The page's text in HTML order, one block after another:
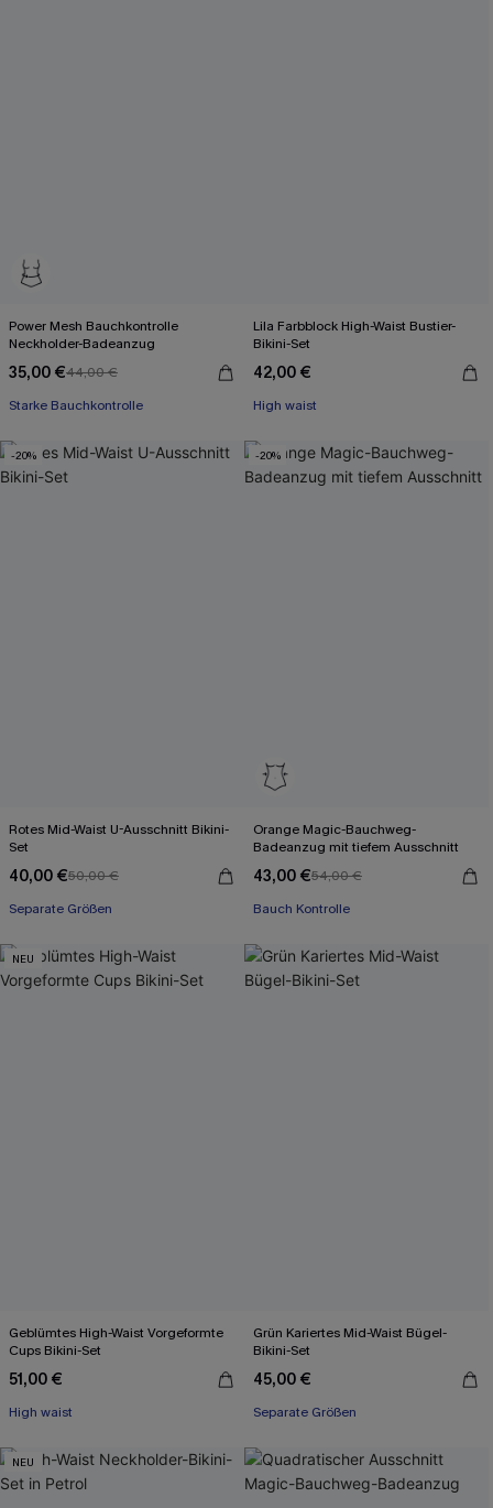
Power Mesh Bauchkontrolle
Neckholder-Badeanzug
35,00 €44,00 €
Starke Bauchkontrolle
Lila Farbblock High-Waist Bustier-
Bikini-Set
42,00 €
High waist
-20%
Rotes Mid-Waist U-Ausschnitt Bikini-
Set
40,00 €50,00 €
Separate Größen
-20%
Orange Magic-Bauchweg-
Badeanzug mit tiefem Ausschnitt
43,00 €54,00 €
Bauch Kontrolle
NEU
Geblümtes High-Waist Vorgeformte
Cups Bikini-Set
51,00 €
High waist
Grün Kariertes Mid-Waist Bügel-
Bikini-Set
45,00 €
Separate Größen
NEU